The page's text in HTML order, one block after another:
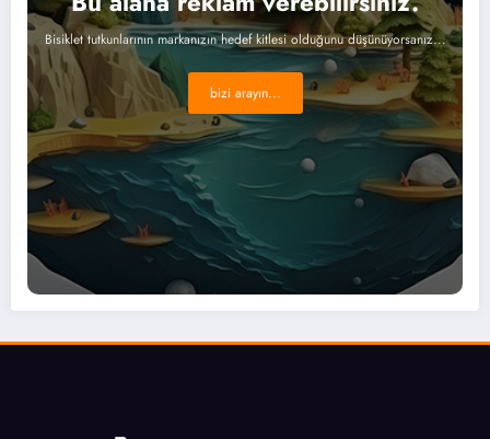
Bisiklet tutkunlarının markanızın hedef kitlesi olduğunu düşünüyorsanız...
bizi arayın...